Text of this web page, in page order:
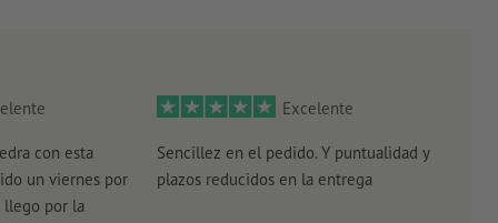
con esta
un viernes por
llego por la
Excelente
Sencillez en el pedido. Y puntualidad y
plazos reducidos en la entrega